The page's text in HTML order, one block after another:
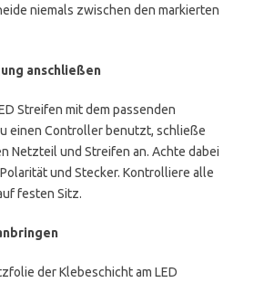
niemals zwischen den markierten
anschließen
Streifen mit dem passenden
einen Controller benutzt, schließe
Netzteil und Streifen an. Achte dabei
und Stecker. Kontrolliere alle
festen Sitz.
der Klebeschicht am LED